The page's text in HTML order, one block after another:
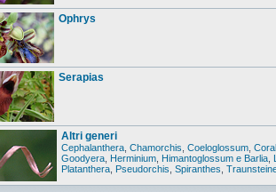
Ophrys
Serapias
Altri generi
Cephalanthera Chamorchis Coeloglossum
Goodyera Herminium Himantoglossum e Barlia
Platanthera Pseudorchis Spiranthes